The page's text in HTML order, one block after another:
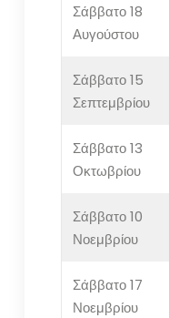
Σάββατο 18
Αυγούστου
Σάββατο 15
Σεπτεμβρίου
Σάββατο 13
Οκτωβρίου
Σάββατο 10
Νοεμβρίου
Σάββατο 17
Νοεμβρίου